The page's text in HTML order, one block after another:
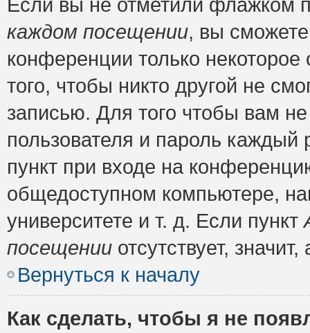
каждом посещении, вы
конференции только
того, чтобы никто другой не
записью. Для того чтобы вам
пользователя и пароль
пункт при входе на
общедоступном компьютере,
университете и т. д. Если пункт
посещении отсутствует,
Вернуться к началу
Как сделать, чтобы я не